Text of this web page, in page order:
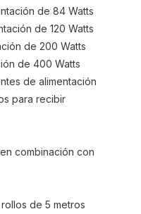
de 84 Watts
de 120 Watts
de 200 Watts
de 400 Watts
de alimentación
para recibir
combinación con
rollos de 5 metros